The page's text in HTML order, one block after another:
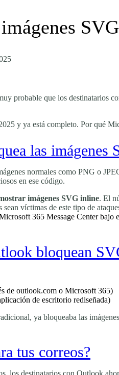
probable que los destinatarios
y ya está completo. Por qué
las imágenes
normales como PNG o
en ese código.
imágenes SVG inline. El
víctimas de este tipo de
365 Message Center bajo
bloquean
de outlook.com o Microsoft 365)
de escritorio rediseñada)
ya bloqueaba las
tus correos?